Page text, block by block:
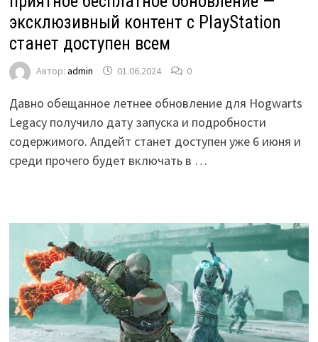
эксклюзивный контент с PlayStation
станет доступен всем
Автор: admin 01.06.2024 0
Давно обещанное летнее обновление для Hogwarts
Legacy получило дату запуска и подробности
содержимого. Апдейт станет доступен уже 6 июня и
среди прочего будет включать в …